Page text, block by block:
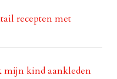
recepten met
mijn kind aankleden